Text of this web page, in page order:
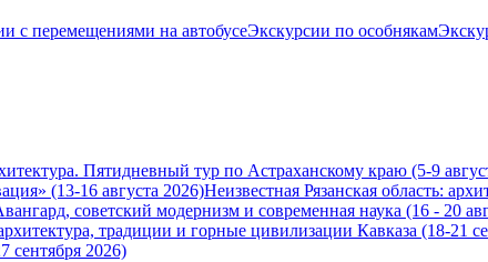
с перемещениями на автобусеЭкскурсии по особнякам
Пятидневный тур по Астраханскому краю (5-9
(13-16 августа 2026)Неизвестная Рязанская область:
советский модернизм и современная наука (16 - 20
традиции и горные цивилизации Кавказа (18-21
сентября 2026)